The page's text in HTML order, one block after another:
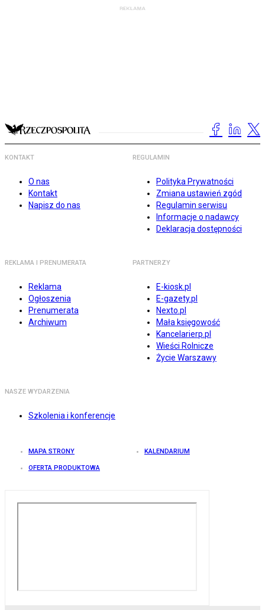
KONTAKT
O nas
Kontakt
Napisz do nas
REGULAMIN
Polityka Prywatności
Zmiana ustawień zgód
Regulamin serwisu
Informacje o nadawcy
Deklaracja dostępności
REKLAMA I PRENUMERATA
Reklama
Ogłoszenia
Prenumerata
Archiwum
PARTNERZY
E-kiosk.pl
E-gazety.pl
Nexto.pl
Mała księgowość
Kancelarierp.pl
Wieści Rolnicze
Życie Warszawy
NASZE WYDARZENIA
Szkolenia i konferencje
MAPA STRONY KALENDARIUM
OFERTA PRODUKTOWA